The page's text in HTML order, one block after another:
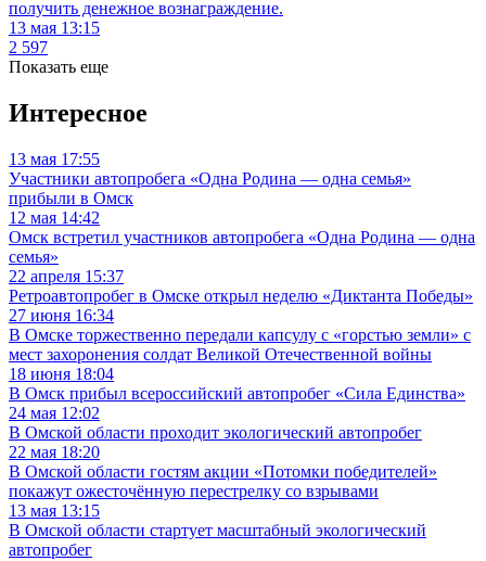
получить денежное вознаграждение.
13 мая 13:15
2 597
Показать еще
Интересное
13 мая 17:55
Участники автопробега «Одна Родина — одна семья»
прибыли в Омск
12 мая 14:42
Омск встретил участников автопробега «Одна Родина — одна
семья»
22 апреля 15:37
Ретроавтопробег в Омске открыл неделю «Диктанта Победы»
27 июня 16:34
В Омске торжественно передали капсулу с «горстью земли» с
мест захоронения солдат Великой Отечественной войны
18 июня 18:04
В Омск прибыл всероссийский автопробег «Сила Единства»
24 мая 12:02
В Омской области проходит экологический автопробег
22 мая 18:20
В Омской области гостям акции «Потомки победителей»
покажут ожесточённую перестрелку со взрывами
13 мая 13:15
В Омской области стартует масштабный экологический
автопробег